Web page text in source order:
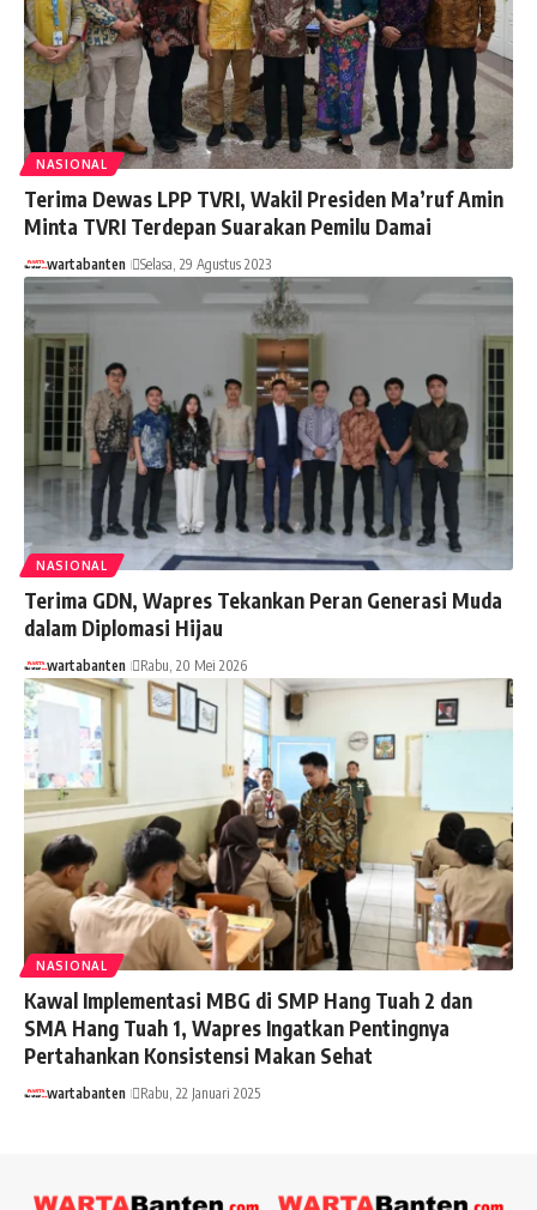
NASIONAL
Terima Dewas LPP TVRI, Wakil Presiden Ma’ruf Amin
Minta TVRI Terdepan Suarakan Pemilu Damai
wartabanten Selasa, 29 Agustus 2023
NASIONAL
Terima GDN, Wapres Tekankan Peran Generasi Muda
dalam Diplomasi Hijau
wartabanten Rabu, 20 Mei 2026
NASIONAL
Kawal Implementasi MBG di SMP Hang Tuah 2 dan
SMA Hang Tuah 1, Wapres Ingatkan Pentingnya
Pertahankan Konsistensi Makan Sehat
wartabanten Rabu, 22 Januari 2025